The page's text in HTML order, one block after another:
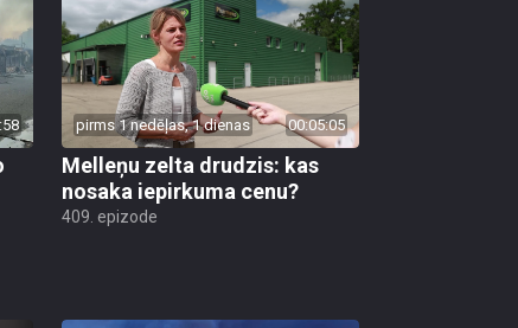
pirms 1 nedēļas, 1 dienas 00:05:05
Melleņu zelta drudzis: kas
nosaka iepirkuma cenu?
409. epizode